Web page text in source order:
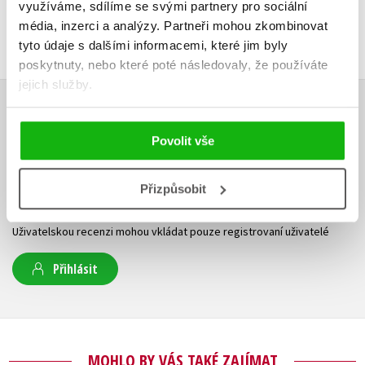
využíváme, sdílíme se svými partnery pro sociální
média, inzerci a analýzy. Partneři mohou zkombinovat
tyto údaje s dalšími informacemi, které jim byly
poskytnuty, nebo které poté následovaly, že používáte
jejich služby.
Povolit vše
Přizpůsobit
HODNOCENÍ ČTENÁŘŮ
V současné době nejsou vytvořena žádná uživatelská hodnocení.
Vaše hodnocení
Uživatelskou recenzi mohou vkládat pouze registrovaní uživatelé
Přihlásit